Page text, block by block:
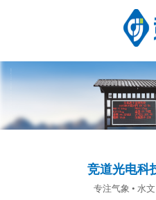
竞道光电科
专注气象 • 水